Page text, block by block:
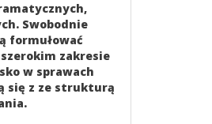
Swobodnie
formułować
zakresie
w sprawach
się z ze strukturą